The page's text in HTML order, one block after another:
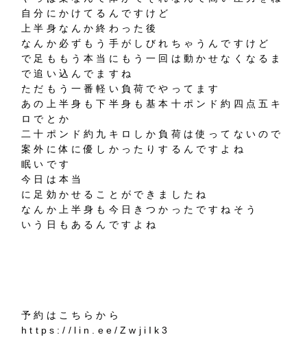
自分にかけてるんですけど
上半身なんか終わった後
なんか必ずもう手がしびれちゃうんですけど
で足ももう本当にもう一回は動かせなくなるま
で追い込んでますね
ただもう一番軽い負荷でやってます
あの上半身も下半身も基本十ポンド約四点五キ
ロでとか
二十ポンド約九キロしか負荷は使ってないので
案外に体に優しかったりするんですよね
眠いです
今日は本当
に足効かせることができましたね
なんか上半身も今日きつかったですねそう
いう日もあるんですよね
予約はこちらから
https://lin.ee/ZwjiIk3